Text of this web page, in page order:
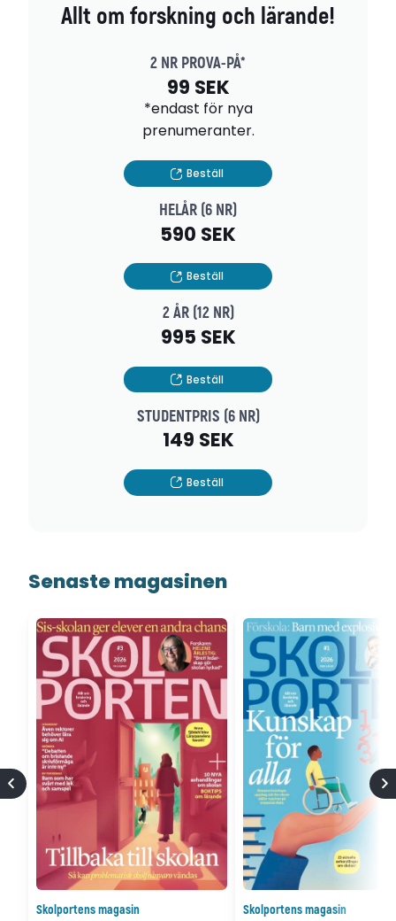
Allt om forskning och lärande!
2 NR PROVA-PÅ*
99 SEK
*endast för nya
prenumeranter.
Beställ
HELÅR (6 NR)
590 SEK
Beställ
2 ÅR (12 NR)
995 SEK
Beställ
STUDENTPRIS (6 NR)
149 SEK
Beställ
Senaste magasinen
Skolportens magasin
Skolportens magasin